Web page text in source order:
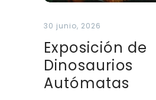
30 junio, 2026
Exposición de
Dinosaurios
Autómatas